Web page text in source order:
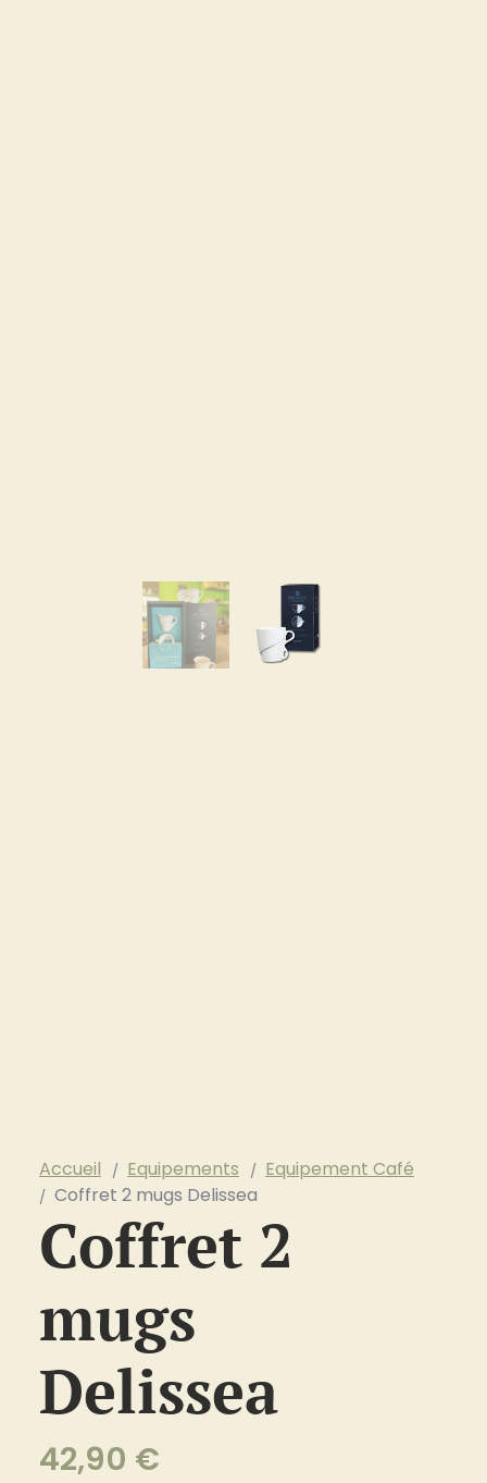
Accueil Equipements
Equipement Café
Coffret 2 mugs Delissea
Coffret 2
mugs
Delissea
42,90 €